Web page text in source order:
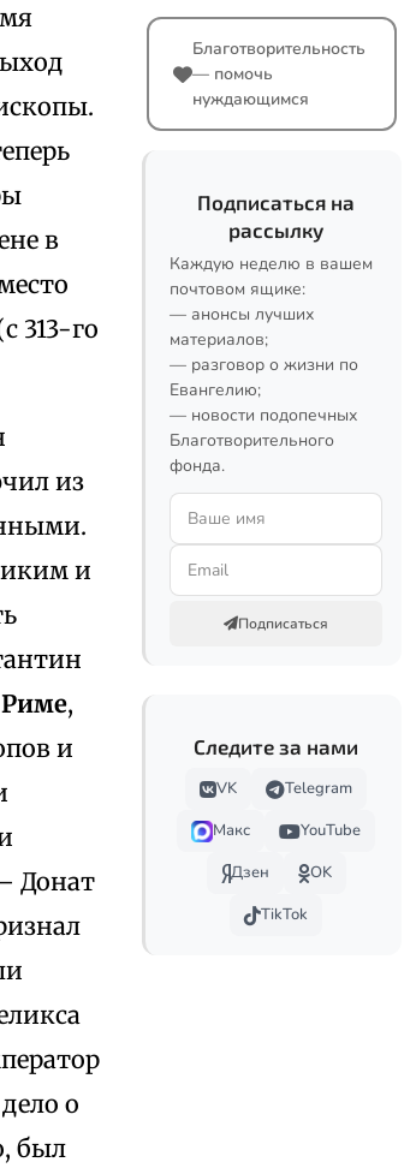
в
313-го
из
и
Риме,
и
Донат
о
был
Благотворительность
— помочь
нуждающимся
Подписаться на
рассылку
Каждую неделю в вашем
почтовом ящике:
— анонсы лучших
материалов;
— разговор о жизни по
Евангелию;
— новости подопечных
Благотворительного
фонда.
Подписаться
Следите за нами
VK
Telegram
Макс
YouTube
Дзен
OK
TikTok